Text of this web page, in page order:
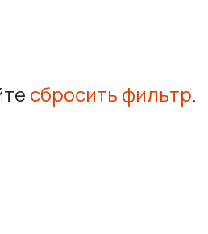
сбросить фильтр.